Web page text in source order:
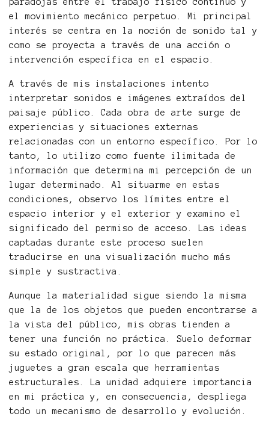
el movimiento mecánico perpetuo. Mi principal
interés se centra en la noción de sonido tal y
como se proyecta a través de una acción o
intervención específica en el espacio.
A través de mis instalaciones intento
interpretar sonidos e imágenes extraídos del
paisaje público. Cada obra de arte surge de
experiencias y situaciones externas
relacionadas con un entorno específico. Por lo
tanto, lo utilizo como fuente ilimitada de
información que determina mi percepción de un
lugar determinado. Al situarme en estas
condiciones, observo los límites entre el
espacio interior y el exterior y examino el
significado del permiso de acceso. Las ideas
captadas durante este proceso suelen
traducirse en una visualización mucho más
simple y sustractiva.
Aunque la materialidad sigue siendo la misma
que la de los objetos que pueden encontrarse a
la vista del público, mis obras tienden a
tener una función no práctica. Suelo deformar
su estado original, por lo que parecen más
juguetes a gran escala que herramientas
estructurales. La unidad adquiere importancia
en mi práctica y, en consecuencia, despliega
todo un mecanismo de desarrollo y evolución.